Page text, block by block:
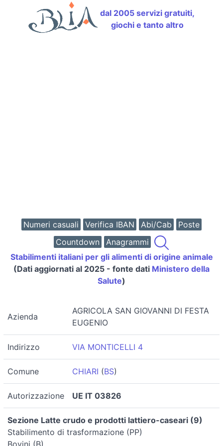
dal 2005 servizi gratuiti,
giochi e tanto altro
Numeri casuali Verifica IBAN Abi/Cab
Poste
Countdown
Anagrammi
Stabilimenti italiani per gli alimenti di origine animale
(Dati aggiornati al 2025 - fonte dati Ministero della
Salute)
Azienda
AGRICOLA SAN GIOVANNI DI FESTA
EUGENIO
Indirizzo VIA MONTICELLI 4
Comune CHIARI (BS)
Autorizzazione UE IT 03826
Sezione Latte crudo e prodotti lattiero-caseari (9)
Stabilimento di trasformazione (PP)
Bovini (B)